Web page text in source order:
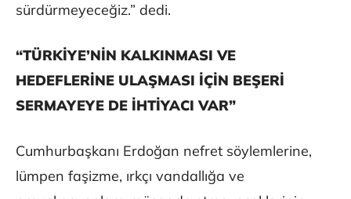
sürdürmeyeceğiz.” dedi.
“TÜRKİYE’NİN KALKINMASI VE
HEDEFLERİNE ULAŞMASI İÇİN BEŞERİ
SERMAYEYE DE İHTİYACI VAR”
Cumhurbaşkanı Erdoğan nefret söylemlerine,
lümpen faşizme, ırkçı vandallığa ve